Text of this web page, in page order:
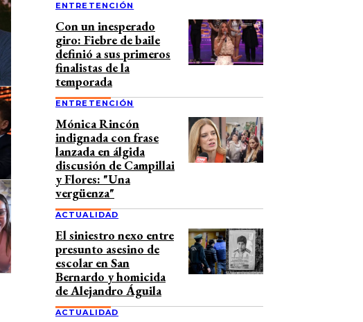
ENTRETENCIÓN
Con un inesperado
giro: Fiebre de baile
definió a sus primeros
finalistas de la
temporada
ENTRETENCIÓN
Mónica Rincón
indignada con frase
lanzada en álgida
discusión de Campillai
y Flores: "Una
vergüenza"
ACTUALIDAD
El siniestro nexo entre
presunto asesino de
escolar en San
Bernardo y homicida
de Alejandro Águila
ACTUALIDAD